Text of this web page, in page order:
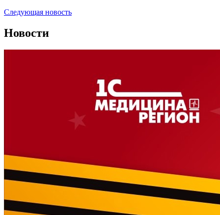
Следующая новость
Новости